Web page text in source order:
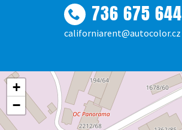
736 675 644
californiarent@autocolor.cz
+
−